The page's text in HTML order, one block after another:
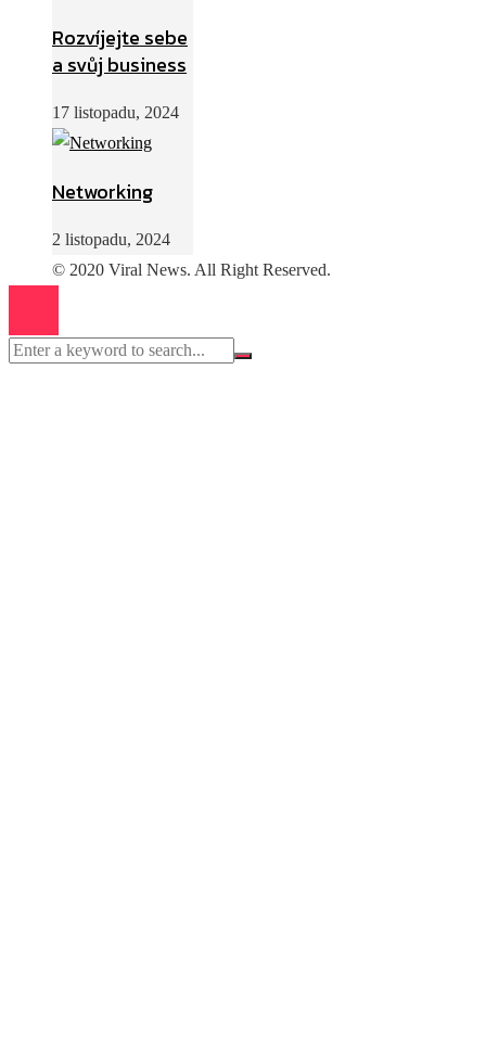
Rozvíjejte sebe
a svůj business
17 listopadu, 2024
Networking
2 listopadu, 2024
© 2020 Viral News. All Right Reserved.